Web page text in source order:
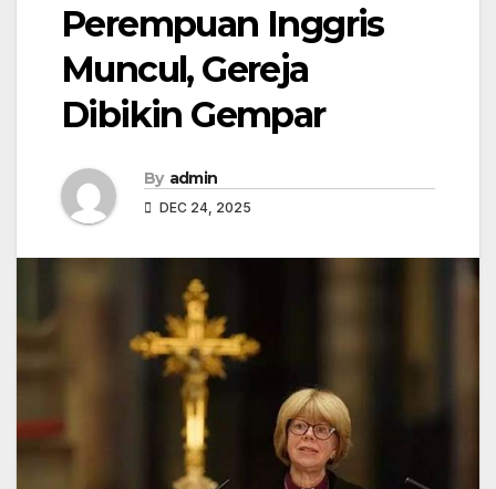
Perempuan Inggris
Muncul, Gereja
Dibikin Gempar
By admin
DEC 24, 2025